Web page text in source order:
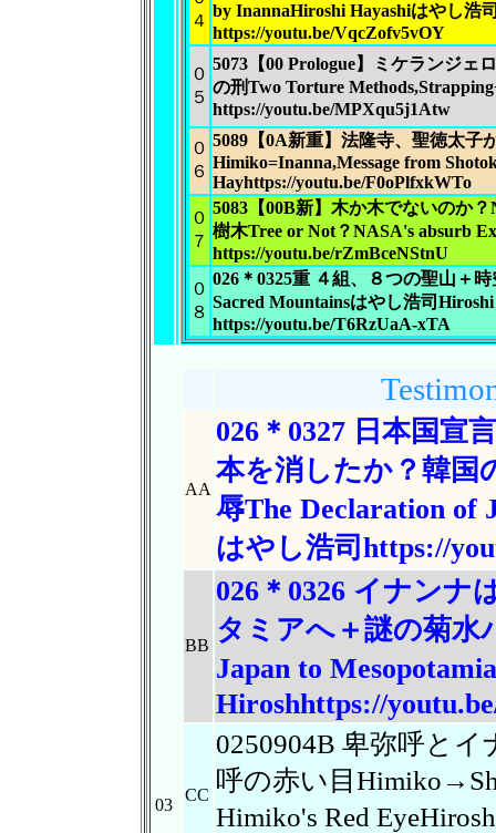
４
by InannaHiroshi Hayashiはやし浩
https://youtu.be/VqcZofv5vOY
０
５
5073【00 Prologue】ミケランジェ
の刑Two Torture
https://youtu.be/MPXqu5j1Atw
０
６
5089【0A新重】法隆寺、聖徳太子
Himiko=Inanna,Message from
Hayhttps://youtu.be/F0oPlfxkWTo
０
７
5083【00B新】木か木でないのか
樹木Tree or Not？NASA's absurb
https://youtu.be/rZmBceNStnU
０
８
026＊0325重 ４組、８つの聖山＋
Sacred Mountainsはやし浩司
https://youtu.be/T6RzUaA-xTA
03
AA
026＊0327 日本国宣
本を消したか？韓国
辱The Declaration of
はやし浩司https://
BB
026＊0326 イナンナ
タミ アへ＋謎の菊水
Japan to
Hiroshhttps://
CC
0250904B 卑弥呼と
呼の赤い目
Himiko's Red